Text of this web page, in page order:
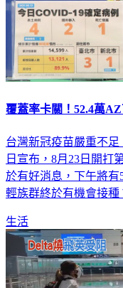
覆蓋率卡關！52.4萬
台灣新冠疫苗嚴重不足
日宣布，8月23日開打
於有好消息，下午將
輕族群終於有機會接種
生活